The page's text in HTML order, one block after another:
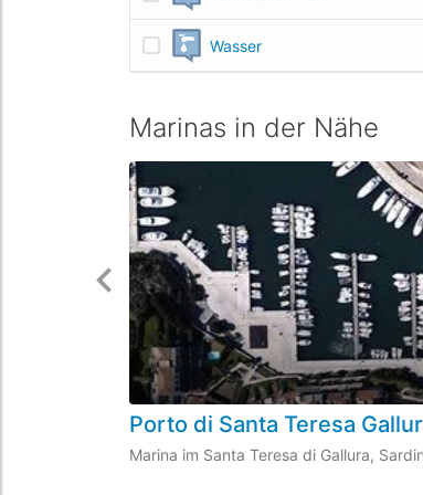
Wasser
Marinas in der Nähe
Porto di Santa Teresa
Marina im Santa Teresa di Gallura,